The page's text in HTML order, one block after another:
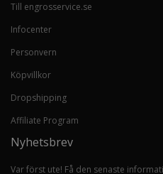
Till engrosservice.se
Infocenter
Personvern
Köpvillkor
Dropshipping
Affiliate Program
Nyhetsbrev
Var först ute! Få den senaste